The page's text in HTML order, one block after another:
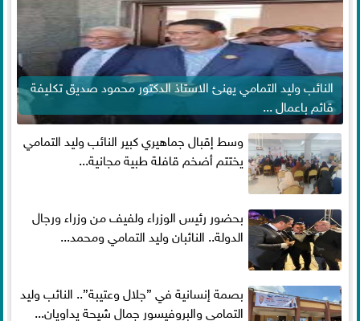
النائب وليد التمامي يهنئ الاستاذ الدكتور محمود صديق تكليفة
قائم باعمال ...
وسط إقبال جماهيري كبير النائب وليد التمامي
يختتم أضخم قافلة طبية مجانية...
بحضور رئيس الوزراء ولفيف من وزراء ورجال
الدولة.. النائبان وليد التمامي ومحمد...
بصمة إنسانية في ”جلال وعتيبة”.. النائب وليد
التمامي والبروفيسور جمال شيحة يداويان...